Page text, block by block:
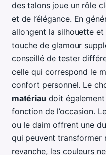
des talons joue un rôle
et de l’élégance. En
allongent la silhouette
touche de glamour
conseillé de tester
celle qui correspond le
confort personnel. Le
matériau doit
fonction de l’occasion.
ou le daim offrent une
qui peuvent transformer
revanche, les couleurs